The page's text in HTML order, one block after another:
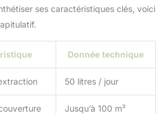
ses caractéristiques clés, voici
Donnée technique
50 litres / jour
Jusqu’à 100 m²